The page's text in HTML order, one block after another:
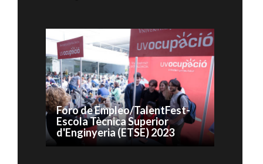
Foro de Empleo/TalentFest-
Escola Tècnica Superior
d'Enginyeria (ETSE) 2023